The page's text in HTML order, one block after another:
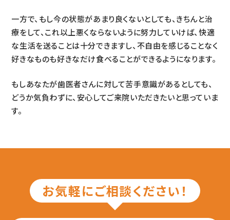
一方で、もし今の状態があまり良くないとしても、きちんと治
療をして、これ以上悪くならないように努力していけば、快適
な生活を送ることは十分できますし、不自由を感じることなく
好きなものも好きなだけ食べることができるようになります。
もしあなたが歯医者さんに対して苦手意識があるとしても、
どうか気負わずに、安心してご来院いただきたいと思っていま
す。
お気軽にご相談ください！